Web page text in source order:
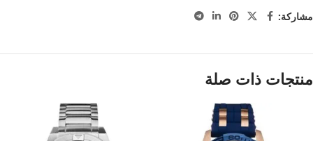
مشاركة:
منتجات ذات صلة